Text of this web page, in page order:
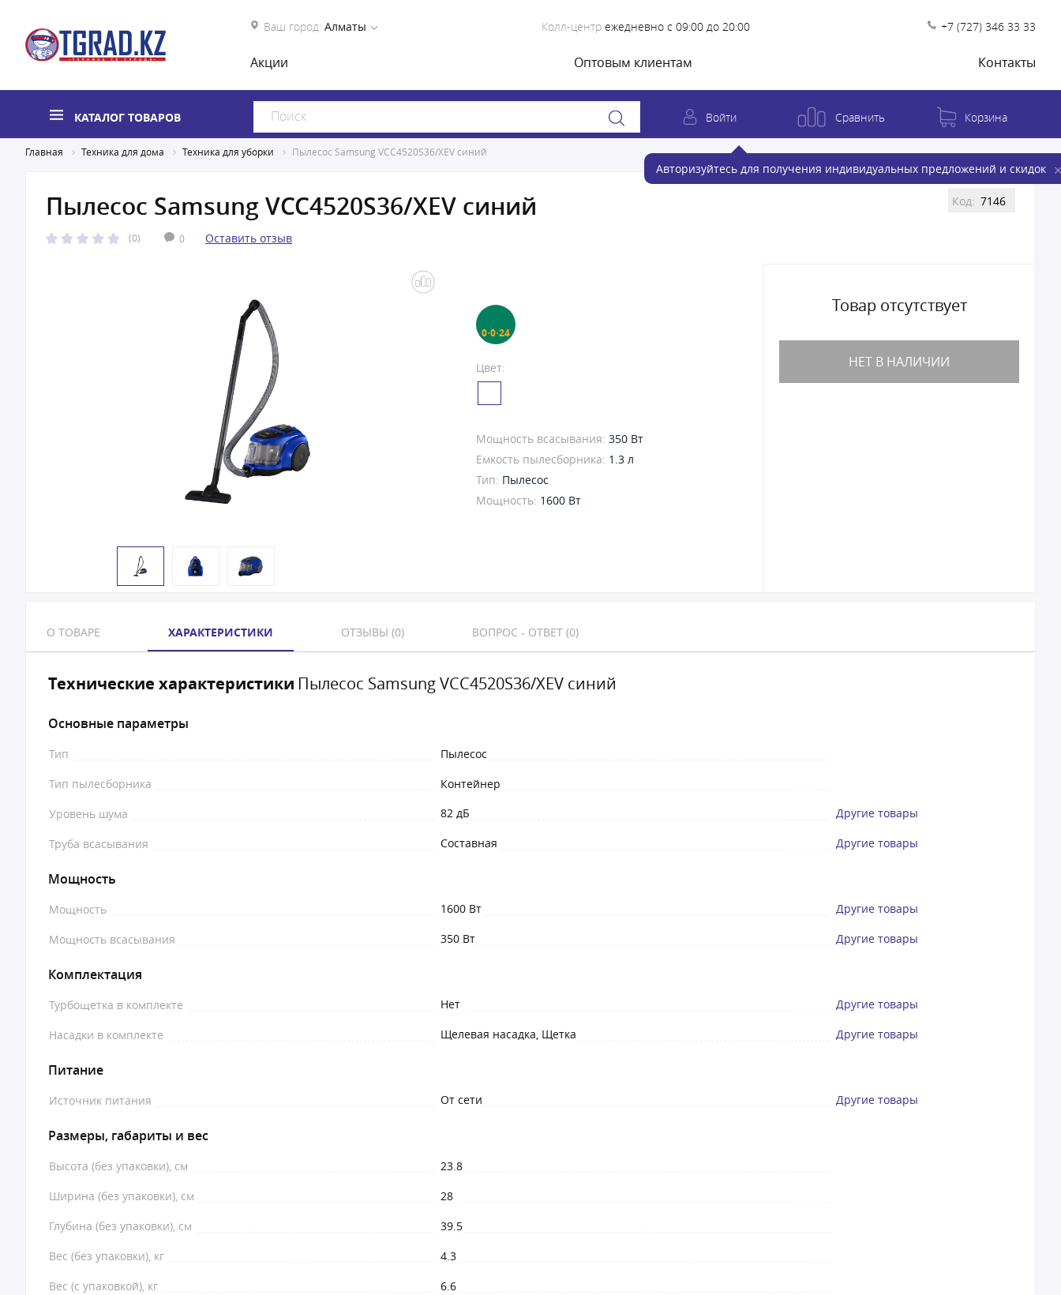
Ваш город: Алматы Колл-центр ежедневно с 09:00 до 20:00 +7 (727) 346 33 33
Акции Оптовым клиентам Контакты
КАТАЛОГ ТОВАРОВ Войти
Авторизуйтесь для получения индивидуальных предложений и скидок
Сравнить Корзина
Главная Техника для дома Техника для уборки Пылесос Samsung VCC4520S36/XEV синий
Пылесос Samsung VCC4520S36/XEV синий
(0) 0 Оставить отзыв
Код: 7146
0·0·24
Цвет:
Мощность всасывания: 350 Вт
Емкость пылесборника: 1.3 л
Тип: Пылесос
Мощность: 1600 Вт
Товар отсутствует
НЕТ В НАЛИЧИИ
О ТОВАРЕ ХАРАКТЕРИСТИКИ ОТЗЫВЫ (0) ВОПРОС - ОТВЕТ (0)
Технические характеристики Пылесос Samsung VCC4520S36/XEV синий
Основные параметры
Тип
Пылесос
Тип пылесборника
Контейнер
Уровень шума
82 дБ Другие товары
Труба всасывания Составная Другие товары
Мощность
Мощность 1600 Вт Другие товары
Мощность всасывания 350 Вт Другие товары
Комплектация
Турбощетка в комплекте Нет Другие товары
Насадки в комплекте Щелевая насадка, Щетка Другие товары
Питание
Источник питания От сети Другие товары
Размеры, габариты и вес
Высота (без упаковки), см
23.8
Ширина (без упаковки), см
28
Глубина (без упаковки), см
39.5
Вес (без упаковки), кг
4.3
Вес (с упаковкой), кг
6.6